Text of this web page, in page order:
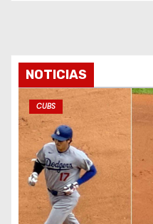
NOTICIAS
CUBS